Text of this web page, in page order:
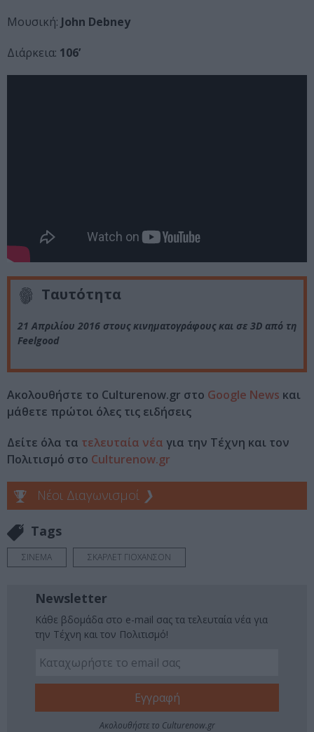
Μουσική: John Debney
Διάρκεια: 106’
Ταυτότητα
21 Απριλίου 2016 στους κινηματογράφους και σε 3D από τη
Feelgood
Ακολουθήστε το Culturenow.gr στο Google News και
μάθετε πρώτοι όλες τις ειδήσεις
Δείτε όλα τα τελευταία νέα για την Τέχνη και τον
Πολιτισμό στο Culturenow.gr
Νέοι Διαγωνισμοί ❯
Tags
ΣΙΝΕΜΑ ΣΚΑΡΛΕΤ ΓΙΟΧΑΝΣΟΝ
Newsletter
Κάθε βδομάδα στο e-mail σας τα τελευταία νέα για
την Τέχνη και τον Πολιτισμό!
Ακολουθήστε το Culturenow.gr